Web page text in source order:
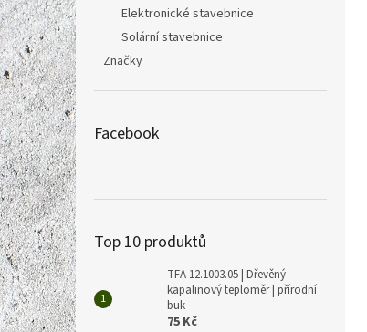
Elektronické stavebnice
Solární stavebnice
Značky
Facebook
Top 10 produktů
TFA 12.1003.05 | Dřevěný
kapalinový teploměr | přírodní
buk
75 Kč